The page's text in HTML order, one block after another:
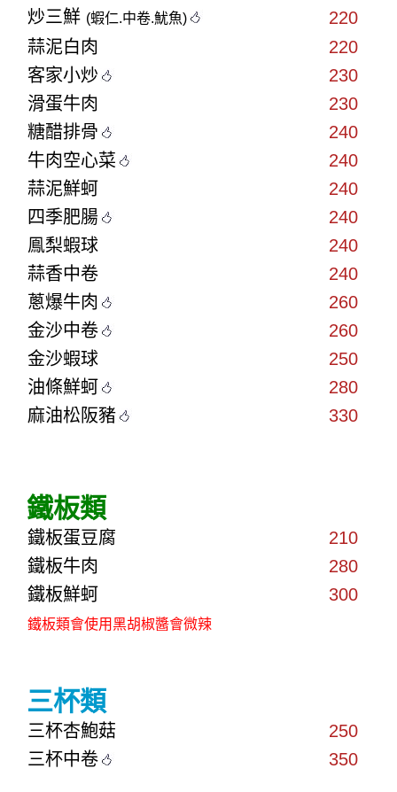
炒三鮮 (蝦仁.中卷.魷魚)
220
蒜泥白肉
220
客家小炒
230
滑蛋牛肉
230
糖醋排骨
240
牛肉空心菜
240
蒜泥鮮蚵
240
四季肥腸
240
鳯梨蝦球
240
蒜香中卷
240
蔥爆牛肉
260
金沙中卷
260
金沙蝦球
250
油條鮮蚵
280
麻油松阪豬
330
鐵板類
鐵板蛋豆腐
210
鐵板牛肉
280
鐵板鮮蚵
300
鐵板類會使用黑胡椒醬會微辣
三杯類
三杯杏鮑菇
250
三杯中卷
350